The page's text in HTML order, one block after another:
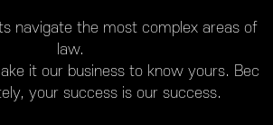
navigate the most complex areas of
law.
it our business to know yours. Bec
your success is our success.